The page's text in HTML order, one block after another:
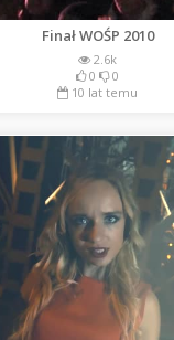
Finał WOŚP 2010
2.6k
0
0
10 lat temu